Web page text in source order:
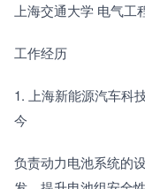
上海交通大学 电气工
工作经历
1. 上海新能源汽车科
今
负责动力电池系统的